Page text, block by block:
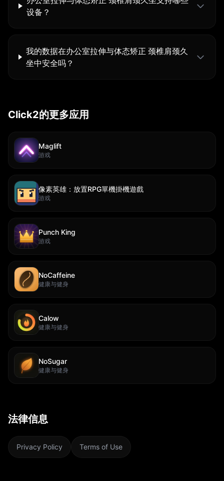
设备？
我的数据在办公室拉伸与体态矫正 颈椎肩颈久
坐中安全吗？
Click2的更多应用
Maglift
游戏
像素英雄：放置RPG單機掛機遊戲
游戏
Punch King
游戏
NoCaffeine
健康与健身
Calow
健康与健身
NoSugar
健康与健身
法律信息
Privacy Policy Terms of Use